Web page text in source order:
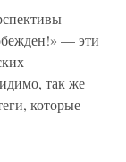
— эти
так же
которые